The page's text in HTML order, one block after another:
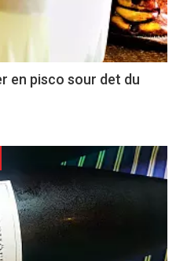
en pisco sour det du